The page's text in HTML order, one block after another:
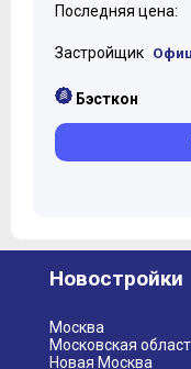
Последняя цена:
Застройщик
Бэсткон
Новостройки
Москва
Московская
Новая Москва